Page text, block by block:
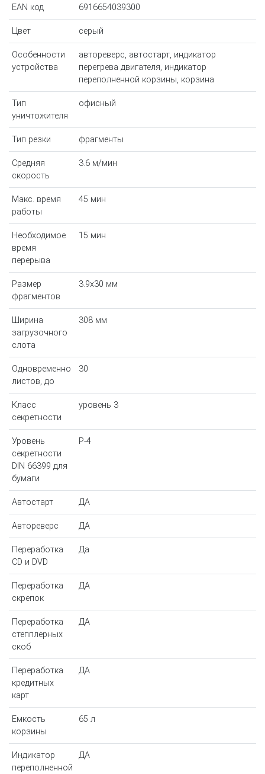
EAN код 6916654039300
Цвет серый
Особенности
устройства
автореверс, автостарт, индикатор
перегрева двигателя, индикатор
переполненной корзины, корзина
Тип
уничтожителя
офисный
Тип резки фрагменты
Средняя
скорость
3.6 м/мин
Макс. время
работы
45 мин
Необходимое
время
перерыва
15 мин
Размер
фрагментов
3.9х30 мм
Ширина
загрузочного
слота
308 мм
Одновременно
листов, до
30
Класс
секретности
уровень 3
Уровень
секретности
DIN 66399 для
бумаги
P-4
Автостарт ДА
Автореверс ДА
Переработка
CD и DVD
Да
Переработка
скрепок
ДА
Переработка
степплерных
скоб
ДА
Переработка
кредитных
карт
ДА
Емкость
корзины
65 л
Индикатор
переполненной
ДА